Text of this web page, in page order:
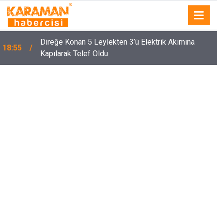
18:55
Direğe Konan 5 Leylekten 3’ü Elektrik Akımına
Kapılarak Telef Oldu